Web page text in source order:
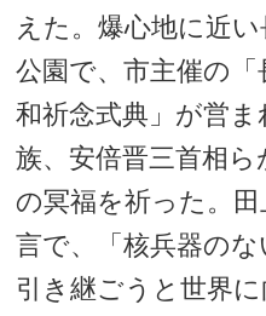
えた。爆心地に近
公園で、市主催の
和祈念式典」が営
族、安倍晋三首相
の冥福を祈った。
言で、「核兵器の
引き継ごうと世界に